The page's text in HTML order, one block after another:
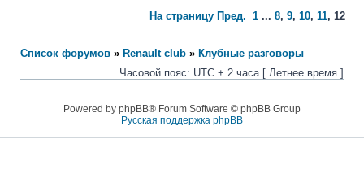
На страницу Пред. 1 ... 8, 9, 10, 11, 12
Список форумов » Renault club » Клубные разговоры
Часовой пояс: UTC + 2 часа [ Летнее время ]
Powered by phpBB® Forum Software © phpBB Group
Русская поддержка phpBB